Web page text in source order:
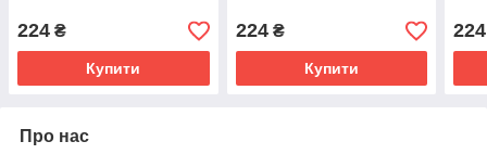
224 ₴
Купити
224₴
Купити
224
Про нас